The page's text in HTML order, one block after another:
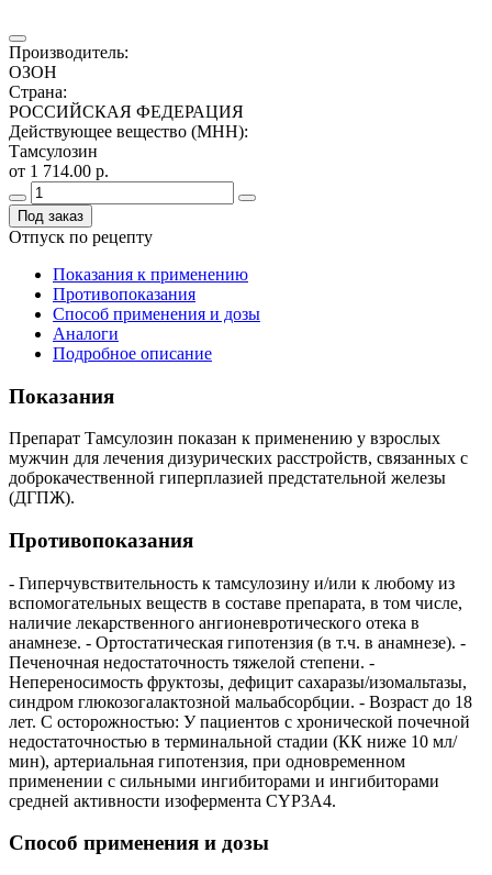
Производитель:
ОЗОН
Страна:
РОССИЙСКАЯ ФЕДЕРАЦИЯ
Действующее вещество (МНН):
Тамсулозин
от 1 714.00 р.
Под заказ
Отпуск по рецепту
Показания к применению
Противопоказания
Способ применения и дозы
Аналоги
Подробное описание
Показания
Препарат Тамсулозин показан к применению у взрослых
мужчин для лечения дизурических расстройств, связанных с
доброкачественной гиперплазией предстательной железы
(ДГПЖ).
Противопоказания
- Гиперчувствительность к тамсулозину и/или к любому из
вспомогательных веществ в составе препарата, в том числе,
наличие лекарственного ангионевротического отека в
анамнезе. - Ортостатическая гипотензия (в т.ч. в анамнезе). -
Печеночная недостаточность тяжелой степени. -
Непереносимость фруктозы, дефицит сахаразы/изомальтазы,
синдром глюкозогалактозной мальабсорбции. - Возраст до 18
лет. С осторожностью: У пациентов с хронической почечной
недостаточностью в терминальной стадии (КК ниже 10 мл/
мин), артериальная гипотензия, при одновременном
применении с сильными ингибиторами и ингибиторами
средней активности изофермента CYP3A4.
Способ применения и дозы